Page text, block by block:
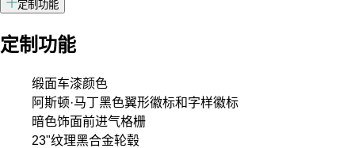
定制功能
定制功能
缎面车漆颜色
阿斯顿·马丁黑色翼形徽标和字样徽标
暗色饰面前进气格栅
23"纹理黑合金轮毂